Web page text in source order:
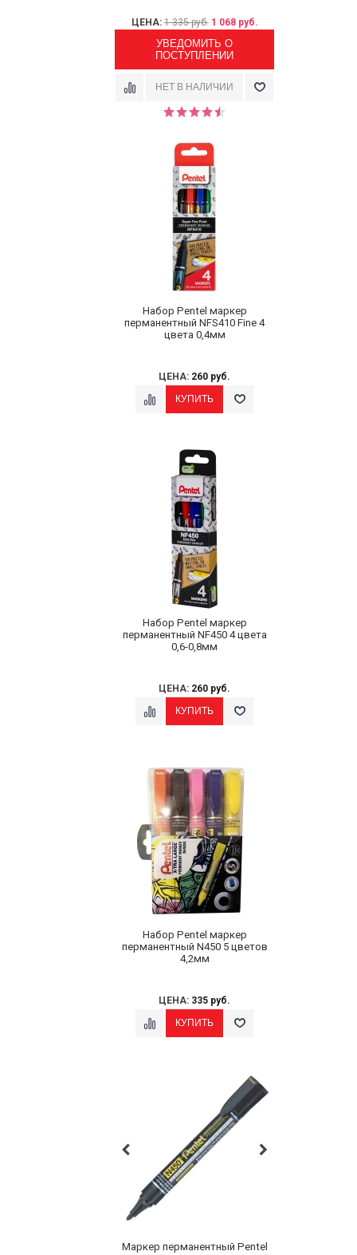
ЦЕНА:1 335 руб. 1 068 руб.
УВЕДОМИТЬ О
ПОСТУПЛЕНИИ
Набор Pentel маркер
перманентный NFS410 Fine 4
цвета 0,4мм
ЦЕНА: 260 руб.
Набор Pentel маркер
перманентный NF450 4 цвета
0,6-0,8мм
ЦЕНА: 260 руб.
Набор Pentel маркер
перманентный N450 5 цветов
4,2мм
ЦЕНА: 335 руб.
Маркер перманентный Pentel